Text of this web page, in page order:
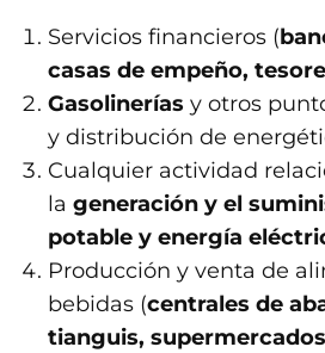
Servicios financieros (
casas de empeño,
Gasolinerías y otros
y distribución de
Cualquier actividad
lageneración y el
potable y energía
Producción y venta de
bebidas (centrales de
tianguis,